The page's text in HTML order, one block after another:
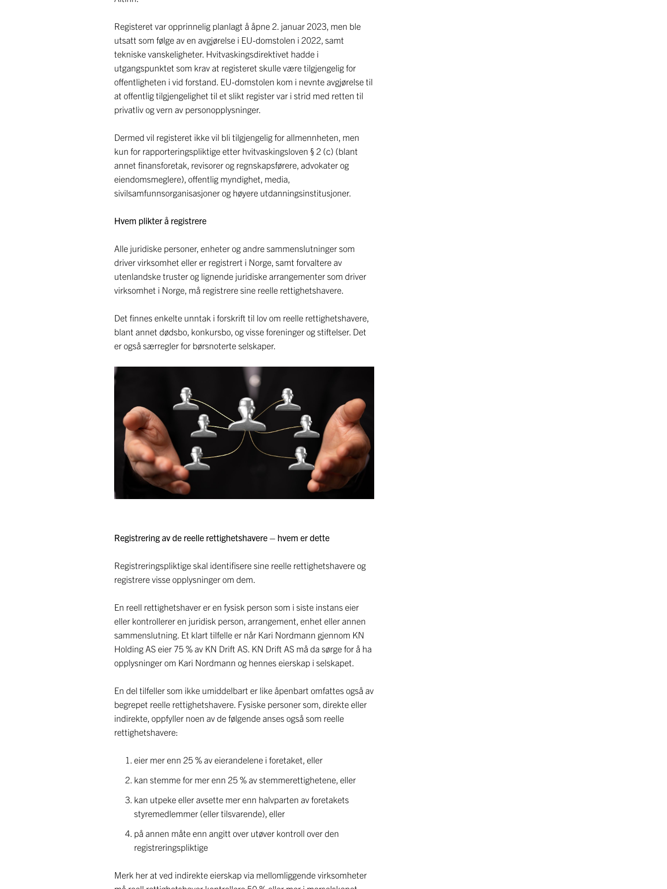
Registeret var opprinnelig planlagt å åpne 2. januar 2023, men ble
utsatt som følge av en avgjørelse i EU-domstolen i 2022, samt
tekniske vanskeligheter. Hvitvaskingsdirektivet hadde i
utgangspunktet som krav at registeret skulle være tilgjengelig for
offentligheten i vid forstand. EU-domstolen kom i nevnte avgjørelse til
at offentlig tilgjengelighet til et slikt register var i strid med retten til
privatliv og vern av personopplysninger.
Dermed vil registeret ikke vil bli tilgjengelig for allmennheten, men
kun for rapporteringspliktige etter hvitvaskingsloven § 2 (c) (blant
annet finansforetak, revisorer og regnskapsførere, advokater og
eiendomsmeglere), offentlig myndighet, media,
sivilsamfunnsorganisasjoner og høyere utdanningsinstitusjoner.
Hvem plikter å registrere
Alle juridiske personer, enheter og andre sammenslutninger som
driver virksomhet eller er registrert i Norge, samt forvaltere av
utenlandske truster og lignende juridiske arrangementer som driver
virksomhet i Norge, må registrere sine reelle rettighetshavere.
Det finnes enkelte unntak i forskrift til lov om reelle rettighetshavere,
blant annet dødsbo, konkursbo, og visse foreninger og stiftelser. Det
er også særregler for børsnoterte selskaper.
Registrering av de reelle rettighetshavere – hvem er dette
Registreringspliktige skal identifisere sine reelle rettighetshavere og
registrere visse opplysninger om dem.
En reell rettighetshaver er en fysisk person som i siste instans eier
eller kontrollerer en juridisk person, arrangement, enhet eller annen
sammenslutning. Et klart tilfelle er når Kari Nordmann gjennom KN
Holding AS eier 75 % av KN Drift AS. KN Drift AS må da sørge for å ha
opplysninger om Kari Nordmann og hennes eierskap i selskapet.
En del tilfeller som ikke umiddelbart er like åpenbart omfattes også av
begrepet reelle rettighetshavere. Fysiske personer som, direkte eller
indirekte, oppfyller noen av de følgende anses også som reelle
rettighetshavere:
eier mer enn 25 % av eierandelene i foretaket, eller
kan stemme for mer enn 25 % av stemmerettighetene, eller
kan utpeke eller avsette mer enn halvparten av foretakets
styremedlemmer (eller tilsvarende), eller
på annen måte enn angitt over utøver kontroll over den
registreringspliktige
Merk her at ved indirekte eierskap via mellomliggende virksomheter